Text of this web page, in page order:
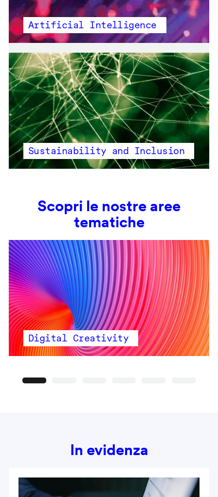
Artificial Intelligence
Sustainability and Inclusion
Scopri le nostre aree
tematiche
Digital Creativity
In evidenza